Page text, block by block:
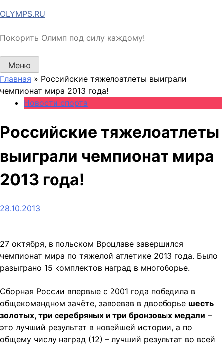
Перейти
содержимому
OLYMPS.RU
Покорить Олимп под силу каждому!
Меню
Главная » Российские тяжелоатлеты выиграли
чемпионат мира 2013 года!
Новости спорта
Российские тяжелоатлеты
выиграли чемпионат мира
2013 года!
28.10.2013
27 октября, в польском Вроцлаве завершился
чемпионат мира по тяжелой атлетике 2013 года. Было
разыграно 15 комплектов наград в многоборье.
Сборная России впервые с 2001 года победила в
общекомандном зачёте, завоевав в двоеборье шесть
золотых, три серебряных и три бронзовых медали –
это лучший результат в новейшей истории, а по
общему числу наград (12) – лучший результат во всей